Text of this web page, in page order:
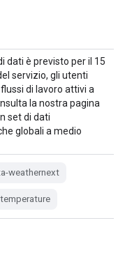
dati è previsto per il 15
servizio, gli utenti
di lavoro attivi a
la nostra pagina
set di dati
globali a medio
weathernext
temperature